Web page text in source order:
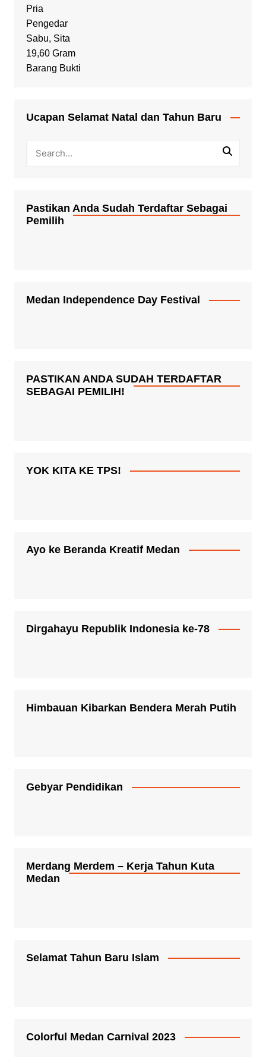
Ucapan Selamat Natal dan Tahun Baru
Pastikan Anda Sudah Terdaftar Sebagai
Pemilih
Medan Independence Day Festival
PASTIKAN ANDA SUDAH TERDAFTAR
SEBAGAI PEMILIH!
YOK KITA KE TPS!
Ayo ke Beranda Kreatif Medan
Dirgahayu Republik Indonesia ke-78
Himbauan Kibarkan Bendera Merah Putih
Gebyar Pendidikan
Merdang Merdem – Kerja Tahun Kuta
Medan
Selamat Tahun Baru Islam
Colorful Medan Carnival 2023